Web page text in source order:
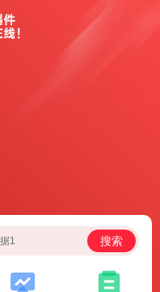
1 搜索